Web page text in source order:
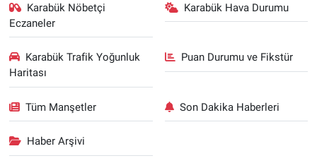
Karabük Nöbetçi
Eczaneler
Karabük Hava Durumu
Karabük Trafik Yoğunluk
Haritası
Puan Durumu ve Fikstür
Tüm Manşetler Son Dakika Haberleri
Haber Arşivi